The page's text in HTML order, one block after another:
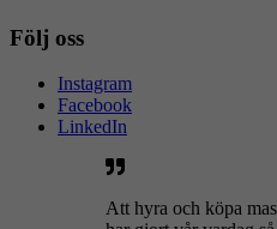
Följ oss
Instagram
Facebook
LinkedIn
Att hyra och köpa